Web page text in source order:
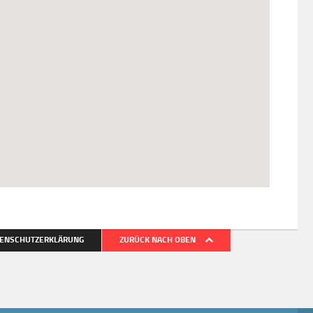
ZURÜCK NACH OBEN